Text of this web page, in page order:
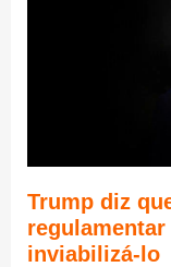
Trump diz
inviabilizá-lo